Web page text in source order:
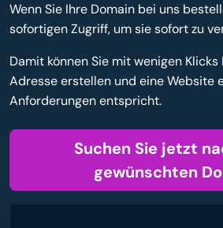
Wenn Sie Ihre Domain bei uns
sofortigen Zugriff, um sie sofort zu
Damit können Sie mit wenigen
Adresse erstellen und eine Website
Anforderungen entspricht.
Suchen Sie jetzt
gewünschten